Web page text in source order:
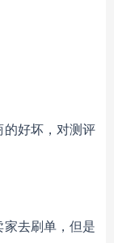
好坏，对测评
去刷单，但是